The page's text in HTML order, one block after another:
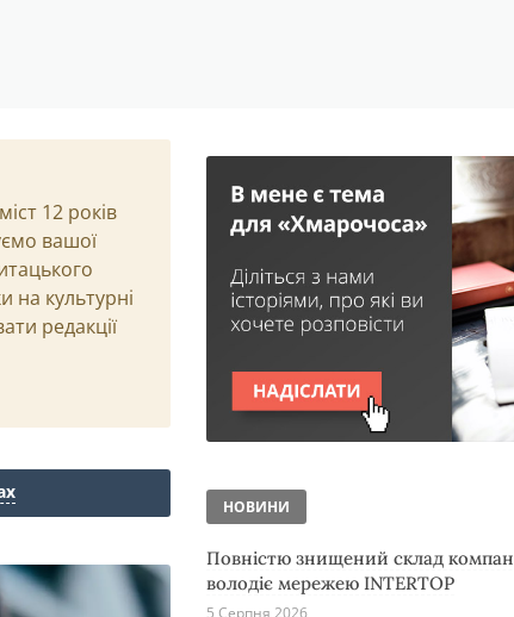
12 років
вашої
на культурні
редакції
НОВИНИ
Повністю знищений склад
володіє мережею INTERTOP
5 Серпня 2026